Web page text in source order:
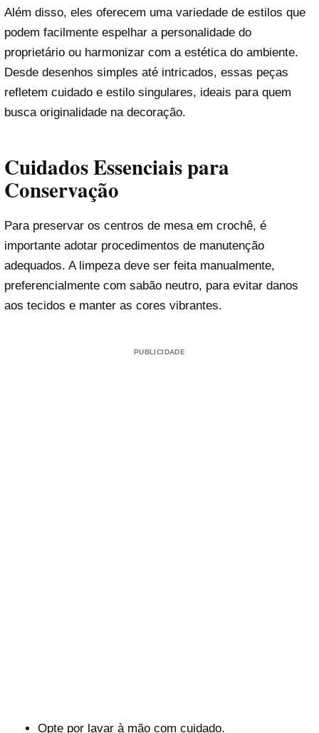
Além disso, eles oferecem uma variedade de estilos que
podem facilmente espelhar a personalidade do
proprietário ou harmonizar com a estética do ambiente.
Desde desenhos simples até intricados, essas peças
refletem cuidado e estilo singulares, ideais para quem
busca originalidade na decoração.
Cuidados Essenciais para
Conservação
Para preservar os centros de mesa em crochê, é
importante adotar procedimentos de manutenção
adequados. A limpeza deve ser feita manualmente,
preferencialmente com sabão neutro, para evitar danos
aos tecidos e manter as cores vibrantes.
PUBLICIDADE
Opte por lavar à mão com cuidado.